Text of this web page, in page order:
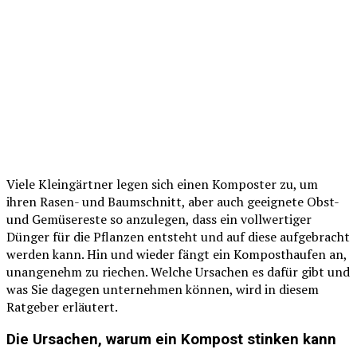
Viele Kleingärtner legen sich einen Komposter zu, um
ihren Rasen- und Baumschnitt, aber auch geeignete Obst-
und Gemüsereste so anzulegen, dass ein vollwertiger
Dünger für die Pflanzen entsteht und auf diese aufgebracht
werden kann. Hin und wieder fängt ein Komposthaufen an,
unangenehm zu riechen. Welche Ursachen es dafür gibt und
was Sie dagegen unternehmen können, wird in diesem
Ratgeber erläutert.
Die Ursachen, warum ein Kompost stinken kann